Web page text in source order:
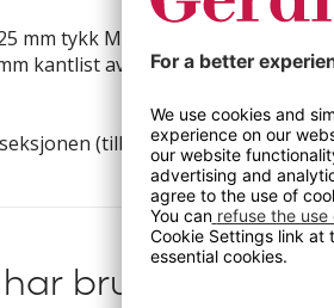
mm tykk MDF, belagt med laminat.
kantlist av ABS-plast. Høyde 740
(tilbehør) passer ikke til
bruk for?